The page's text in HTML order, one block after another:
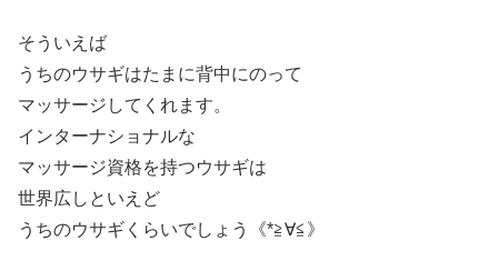
そういえば
うちのウサギはたまに背中にのって
マッサージしてくれます。
インターナショナルな
マッサージ資格を持つウサギは
世界広しといえど
うちのウサギくらいでしょう《*≧∀≦》